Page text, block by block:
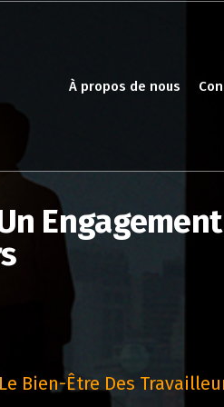
À propos de nous
Bien-Être Des